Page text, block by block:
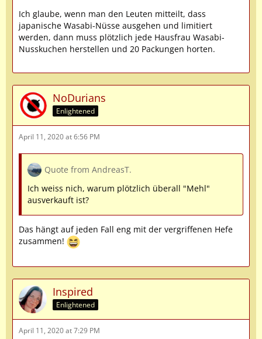
Ich glaube, wenn man den Leuten mitteilt, dass
japanische Wasabi-Nüsse ausgehen und limitiert
werden, dann muss plötzlich jede Hausfrau Wasabi-
Nusskuchen herstellen und 20 Packungen horten.
NoDurians
Enlightened
April 11, 2020 at 6:56 PM
Quote from AndreasT.
Ich weiss nich, warum plötzlich überall "Mehl"
ausverkauft ist?
Das hängt auf jeden Fall eng mit der vergriffenen Hefe
zusammen!
Inspired
Enlightened
April 11, 2020 at 7:29 PM